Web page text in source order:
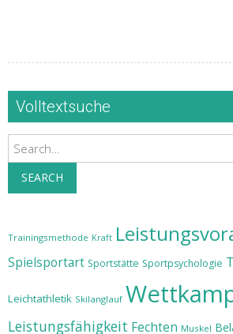
Volltextsuche
Search
SEARCH
Trainingsmethode Kraft
Spielsportart Sportstätte Sportpsychologie
Leichtathletik Skilanglauf
Leistungsfähigkeit Fechten Muskel